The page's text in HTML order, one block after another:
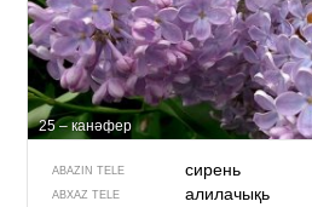
25 – канәфер
ABAZIN TELE сирень
ABXAZ TELE алилачықь